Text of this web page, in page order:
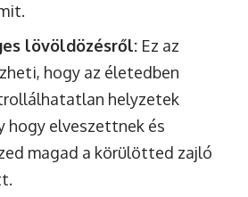
lövöldözésről: Ez az
hogy az életedben
helyzetek
hogy elveszettnek és
magad a körülötted zajló